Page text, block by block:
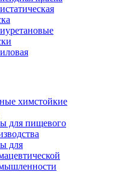
химстойкие
для пищевого
для